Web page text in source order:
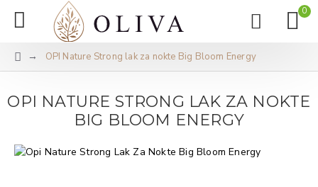
0
OPI Nature Strong lak za nokte Big Bloom Energy
OPI NATURE STRONG LAK ZA NOKTE
BIG BLOOM ENERGY